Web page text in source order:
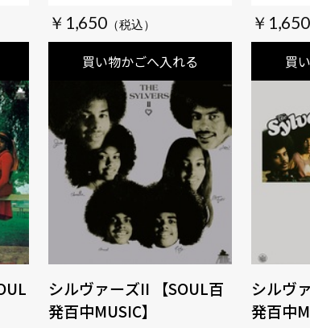
MUSIC】
￥1,650
買い物かごへ入れる
￥1,650
買
シルヴァーズII 【SOUL百
発百中MUSIC】
シルヴ
発百中